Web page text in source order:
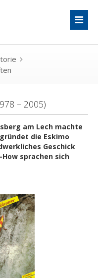
– 2005)
am Lech machte
die Eskimo
Geschick
sprachen sich